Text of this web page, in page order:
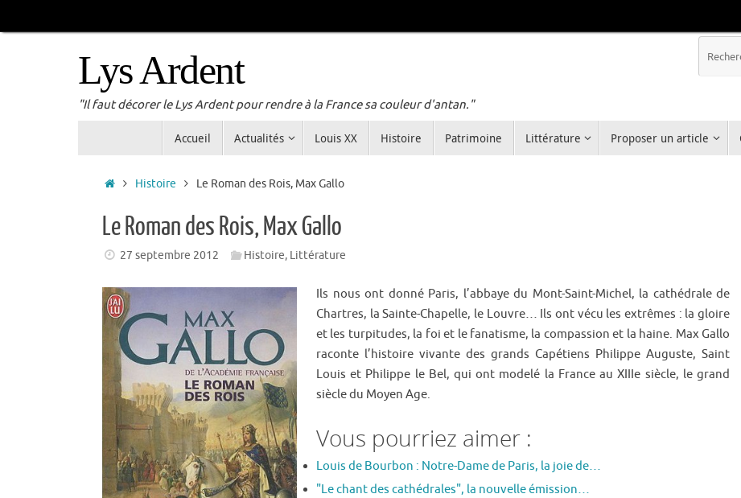
au
Lys Ardent
"Il faut décorer le Lys Ardent pour rendre à la France sa couleur d'antan."
Accueil Actualités Louis XX Histoire Patrimoine Littérature Proposer un article
Accueil
Histoire Le Roman des Rois, Max Gallo
Le Roman des Rois, Max Gallo
27 septembre 2012 Histoire, Littérature
Ils nous ont donné Paris, l’abbaye du Mont-Saint-Michel, la cathédrale de
Chartres, la Sainte-Chapelle, le Louvre… Ils ont vécu les extrêmes : la gloire
et les turpitudes, la foi et le fanatisme, la compassion et la haine. Max Gallo
raconte l’histoire vivante des grands Capétiens Philippe Auguste, Saint
Louis et Philippe le Bel, qui ont modelé la France au XIIIe siècle, le grand
siècle du Moyen Age.
Vous pourriez aimer :
Louis de Bourbon : Notre-Dame de Paris, la joie de…
"Le chant des cathédrales", la nouvelle émission…